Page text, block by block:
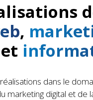
,
et
dans le
marketing digital et de